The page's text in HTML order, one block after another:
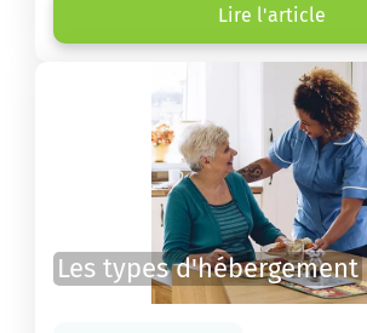
de retraite ou un maintien à domicile.
Lire l'article
Les types d'hébergement